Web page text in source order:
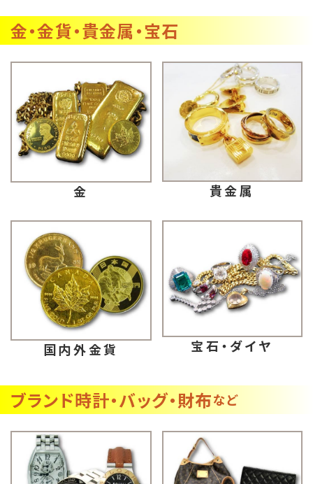
金・金貨・貴金属・宝石
金 貴金属
国内外金貨 宝石・ダイヤ
ブランド時計・バッグ・財布など